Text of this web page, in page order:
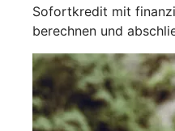
Sofortkredit mit
berechnen und